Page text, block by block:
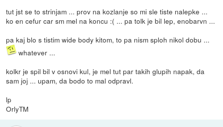
tut jst se to strinjam ... prov na kozlanje so mi sle tiste nalepke ...
ko en cefur car sm mel na koncu :( ... pa tolk je bil lep, enobarvn ...
pa kaj blo s tistim wide body kitom, to pa nism sploh nikol dobu ...
whatever ...
kolkr je spil bil v osnovi kul, je mel tut par takih glupih napak, da
sam joj ... upam, da bodo to mal odpravl.
lp
OrlyTM